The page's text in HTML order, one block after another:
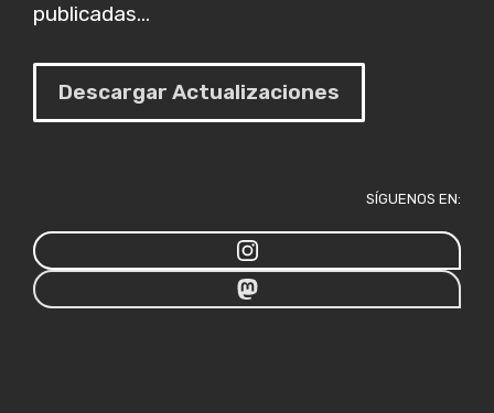
publicadas...
Descargar Actualizaciones
SÍGUENOS EN: